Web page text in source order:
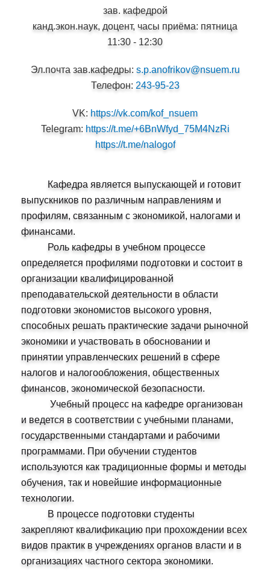
зав. кафедрой
канд.экон.наук, доцент, часы приёма: пятница
11:30 - 12:30
Эл.почта зав.кафедры: s.p.anofrikov@nsuem.ru
Телефон: 243-95-23
VK: https://vk.com/kof_nsuem
Telegram: https://t.me/+6BnWfyd_75M4NzRi
https://t.me/nalogof
Кафедра является выпускающей и готовит
выпускников по различным направлениям и
профилям, связанным с экономикой, налогами и
финансами.
Роль кафедры в учебном процессе
определяется профилями подготовки и состоит в
организации квалифицированной
преподавательской деятельности в области
подготовки экономистов высокого уровня,
способных решать практические задачи рыночной
экономики и участвовать в обосновании и
принятии управленческих решений в сфере
налогов и налогообложения, общественных
финансов, экономической безопасности.
Учебный процесс на кафедре организован
и ведется в соответствии с учебными планами,
государственными стандартами и рабочими
программами. При обучении студентов
используются как традиционные формы и методы
обучения, так и новейшие информационные
технологии.
В процессе подготовки студенты
закрепляют квалификацию при прохождении всех
видов практик в учреждениях органов власти и в
организациях частного сектора экономики.